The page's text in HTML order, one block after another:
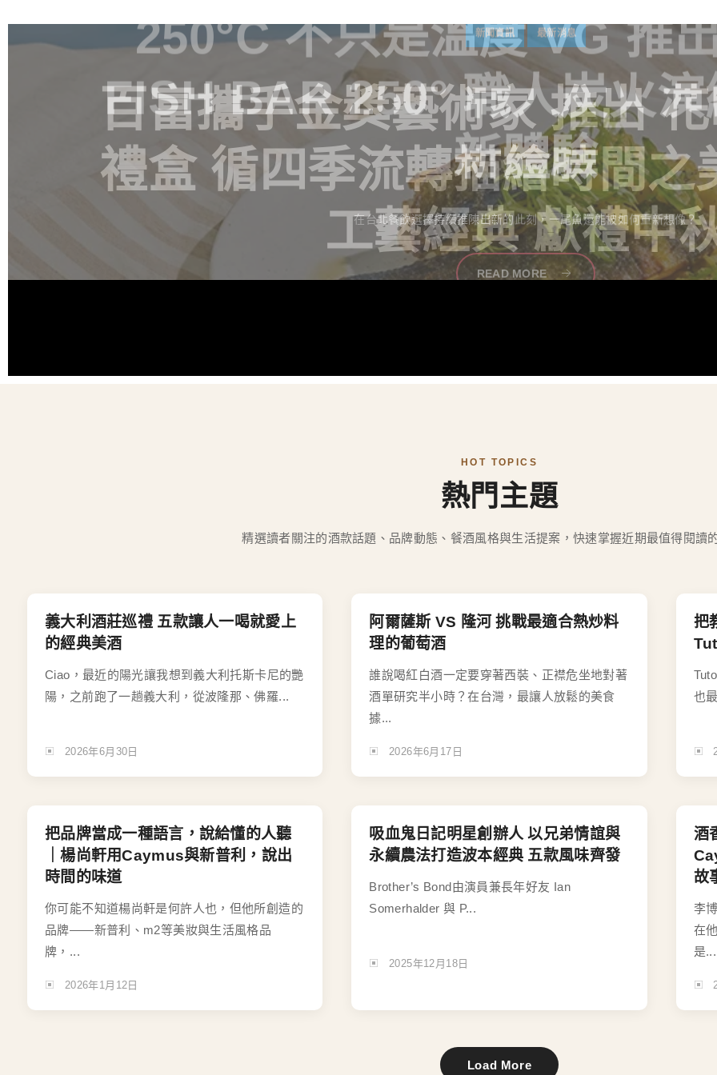
百富攜手金獎藝術家推出 花
禮盒 循四季流轉描繪時間之
工藝經典 獻禮中
中秋佳節向來是傳遞情誼與分享珍藏的重要時刻。堅持百年製酒工藝
HOT TOPICS
熱門主題
精選讀者關注的酒款話題、品牌動態、餐酒風格與生活提案，快速掌握近期最值得閱讀
義大利酒莊巡禮 五款讓人一喝就愛上
的經典美酒
Ciao，最近的陽光讓我想到義大利托斯卡尼的艷
陽，之前跑了一趟義大利，從波隆那、佛羅...
2026年6月30日
阿爾薩斯 VS 隆河 挑戰最適合熱炒料
理的葡萄酒
誰說喝紅白酒一定要穿著西裝、正襟危坐地對著
酒單研究半小時？在台灣，最讓人放鬆的美食
據...
2026年6月17日
把
也
把品牌當成一種語言，說給懂的人聽
｜楊尚軒用Caymus與新普利，說出
時間的味道
你可能不知道楊尚軒是何許人也，但他所創造的
品牌——新普利、m2等美妝與生活風格品
牌，...
2026年1月12日
吸血鬼日記明星創辦人 以兄弟情誼與
永續農法打造波本經典 五款風味齊發
Brother’s Bond由演員兼長年好友 Ian
Somerhalder 與 P...
2025年12月18日
酒
故
李
在
是...
Load More